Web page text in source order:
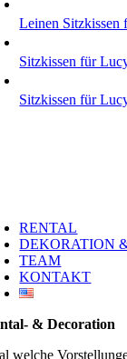
Leinen Sitzkissen
Sitzkissen für
Sitzkissen für
RENTAL
DEKORATION
TEAM
KONTAKT
& Decoration
welche